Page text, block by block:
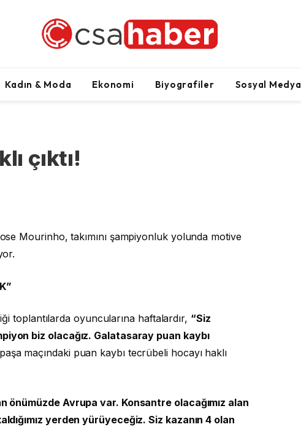
Kadın & Moda Ekonomi Biyografiler Sosyal Medya
çıktı!
Mourinho, takımını şampiyonluk yolunda motive
toplantılarda oyuncularına haftalardır, “Siz
biz olacağız. Galatasaray puan kaybı
maçındaki puan kaybı tecrübeli hocayı haklı
önümüzde Avrupa var. Konsantre olacağımız alan
yerden yürüyeceğiz. Siz kazanın 4 olan